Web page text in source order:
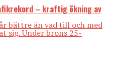
– kraftig ökning av
bättre än vad till och med
sig. Under brons 25-